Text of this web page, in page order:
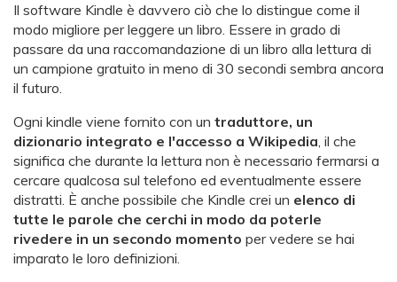
Il software Kindle è davvero ciò che lo distingue come il
modo migliore per leggere un libro. Essere in grado di
passare da una raccomandazione di un libro alla lettura di
un campione gratuito in meno di 30 secondi sembra ancora
il futuro.
Ogni kindle viene fornito con un traduttore, un
dizionario integrato e l'accesso a Wikipedia, il che
significa che durante la lettura non è necessario fermarsi a
cercare qualcosa sul telefono ed eventualmente essere
distratti. È anche possibile che Kindle crei un elenco di
tutte le parole che cerchi in modo da poterle
rivedere in un secondo momento per vedere se hai
imparato le loro definizioni.